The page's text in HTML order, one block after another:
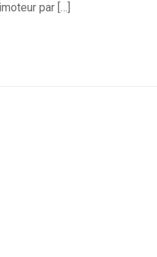
par […]
Bell AH-1 SuperCobra